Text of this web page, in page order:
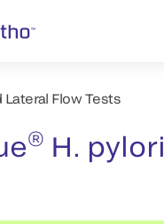
Lateral Flow Tests
® H. pylori